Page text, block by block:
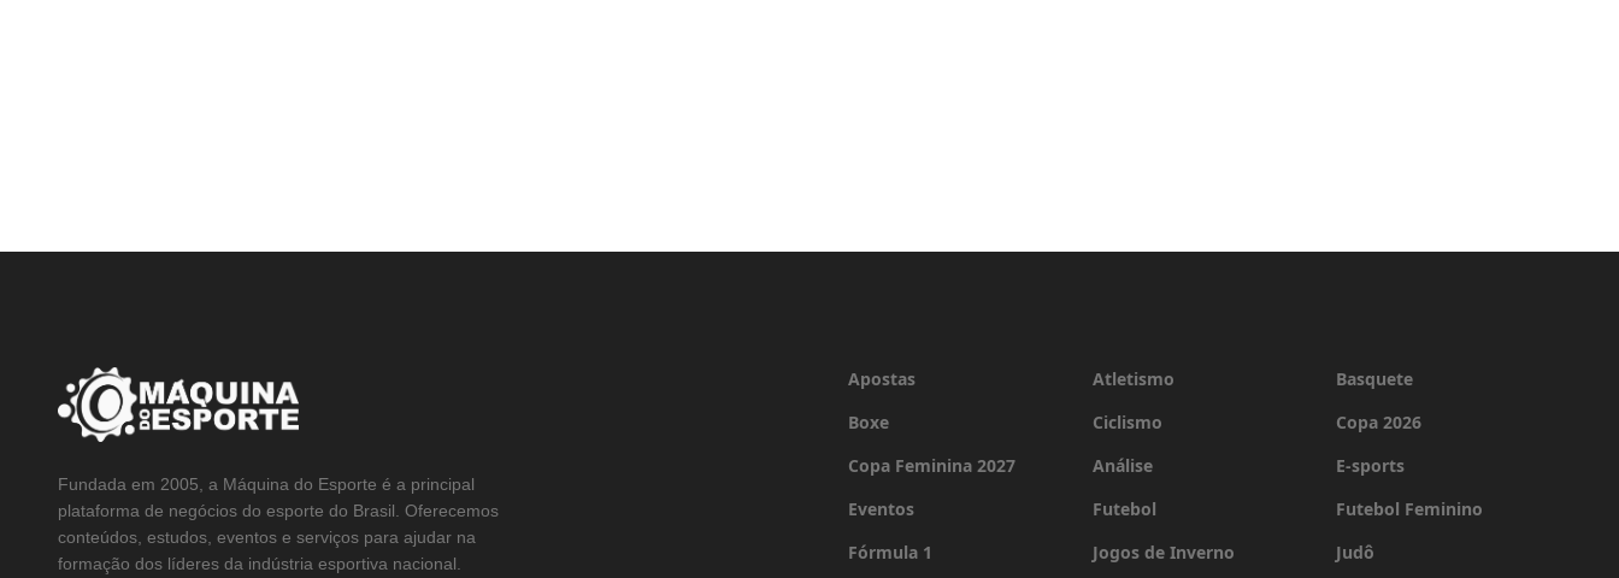
Fundada em 2005, a Máquina do Esporte é a principal
plataforma de negócios do esporte do Brasil. Oferecemos
conteúdos, estudos, eventos e serviços para ajudar na
formação dos líderes da indústria esportiva nacional.
Apostas Atletismo
Basquete
Boxe
Ciclismo
Copa 2026
Copa Feminina 2027
Análise
E-sports
Eventos
Futebol
Futebol Feminino
Fórmula 1
Jogos de Inverno
Judô